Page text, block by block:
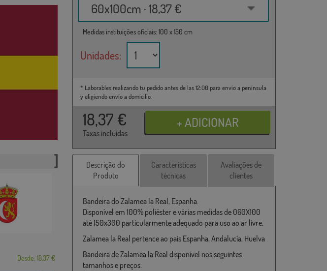
60x100cm · 18,37 €
Medidas instituições oficiais: 100 x 150 cm
Unidades:
* Laborables realizando tu pedido antes de las 12:00 para envío a península
y eligiendo envío a domicilio.
18,37 €
Taxas incluídas
Desde: 18,37 €
Descrição do
Produto
Características
técnicas
Avaliações de
clientes
Bandeira do Zalamea la Real, Espanha.
Disponível em 100% poliéster e várias medidas de 060X100
até 150x300 particularmente adequado para uso ao ar livre.
Zalamea la Real pertence ao país Espanha, Andalucía, Huelva
Bandeira de Zalamea la Real disponível nos seguintes
tamanhos e preços: